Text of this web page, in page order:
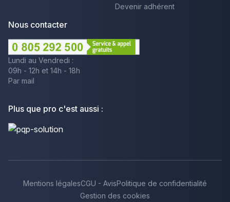
Devenir adhérent
Nous contacter
Lundi au Vendredi :
09h - 12h et 14h - 18h
Par mail
Plus que pro c'est aussi :
Mentions légalesCGU - AvisPolitique de confidentialité
Gestion des cookies